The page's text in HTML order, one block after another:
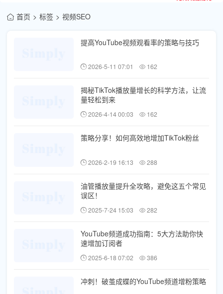
首页 标签 视频SEO
提高YouTube视频观看率的策略与技巧
2026-5-11 07:01 162
揭秘TikTok播放量增长的科学方法，让流
量轻松到来
2026-4-14 00:03 162
策略分享！如何高效地增加TikTok粉丝
2026-2-19 16:13 288
油管播放量提升全攻略，避免这五个常见
误区！
2025-7-24 15:03 282
YouTube频道成功指南：5大方法助你快
速增加订阅者
2025-6-18 07:02 386
冲刺！破茧成蝶的YouTube频道增粉策略